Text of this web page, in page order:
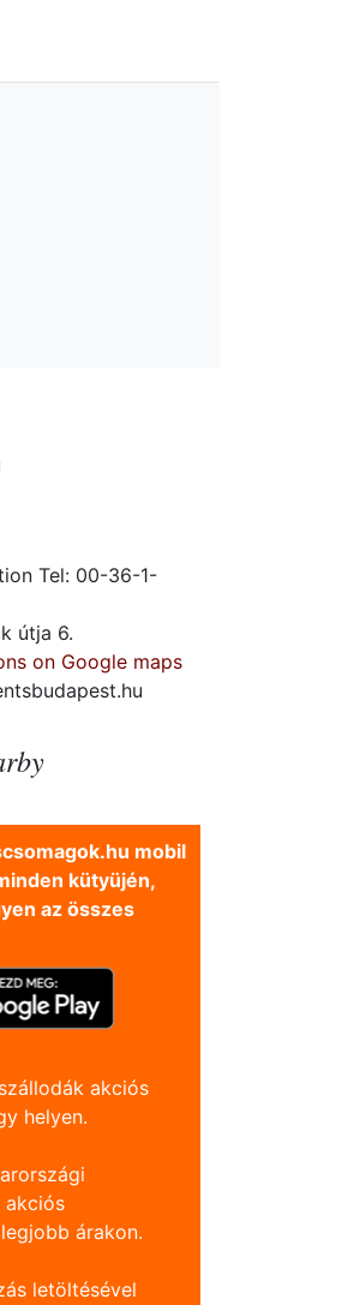
Tel: 00-36-1-
útja 6.
on Google maps
mobil
kütyüjén,
az összes
akciós
helyen.
akciós
árakon.
letöltésével